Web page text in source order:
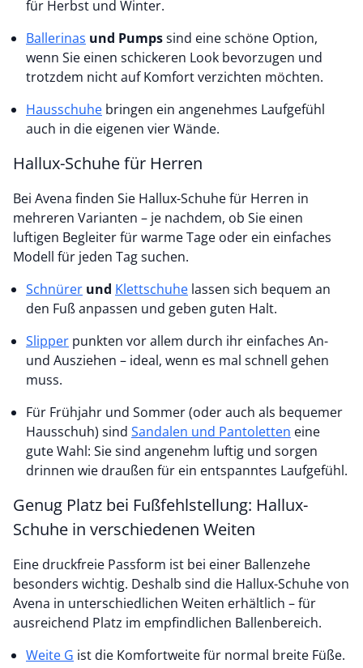
für Herbst und Winter.
Ballerinas und Pumpssind eine schöne Option,
wenn Sie einen schickeren Look bevorzugen und
trotzdem nicht auf Komfort verzichten möchten.
Hausschuhe bringen ein angenehmes Laufgefühl
auch in die eigenen vier Wände.
Hallux-Schuhe für Herren
Bei Avena finden Sie Hallux-Schuhe für Herren in
mehreren Varianten – je nachdem, ob Sie einen
luftigen Begleiter für warme Tage oder ein einfaches
Modell für jeden Tag suchen.
Schnürer und Klettschuhe
den Fuß anpassen und geben guten Halt.
Slipper
und Ausziehen – ideal, wenn es mal schnell gehen
muss.
Für Frühjahr und Sommer (oder auch als bequemer
Hausschuh) sind Sandalen und Pantoletten
gute Wahl: Sie sind angenehm luftig und sorgen
drinnen wie draußen für ein entspanntes Laufgefühl.
Genug Platz bei Fußfehlstellung: Hallux-
Schuhe in verschiedenen Weiten
Eine druckfreie Passform ist bei einer Ballenzehe
besonders wichtig. Deshalb sind die Hallux-Schuhe von
Avena in unterschiedlichen Weiten erhältlich – für
ausreichend Platz im empfindlichen Ballenbereich.
Weite G ist die Komfortweite für normal breite Füße.